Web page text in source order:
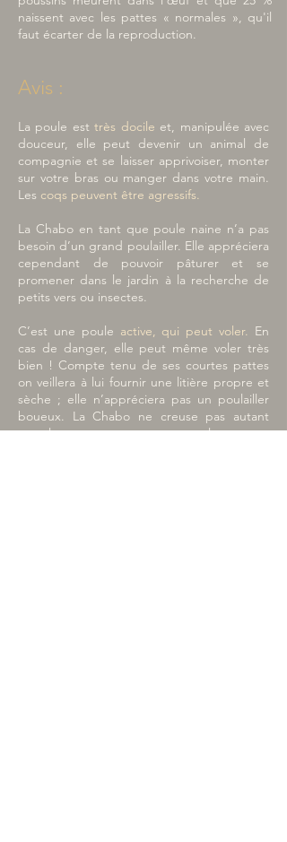
naissent avec les pattes « normales », qu'il
faut écarter de la reproduction.
Avis :
La poule esttrès docile et, manipulée avec
douceur, elle peut devenir un animal de
compagnie et se laisser apprivoiser, monter
sur votre bras ou manger dans votre main.
Les coqs peuvent être agressifs.
La Chabo en tant que poule naine n’a pas
besoin d’un grand poulailler. Elle appréciera
cependant de pouvoir pâturer et se
promener dans le jardin à la recherche de
petits vers ou insectes.
C’est une poule active, qui peut voler. En
cas de danger, elle peut même voler très
bien ! Compte tenu de ses courtes pattes
on veillera à lui fournir une litière propre et
sèche ; elle n’appréciera pas un poulailler
boueux. La Chabo ne creuse pas autant
que les autres races, votre pelouse sera